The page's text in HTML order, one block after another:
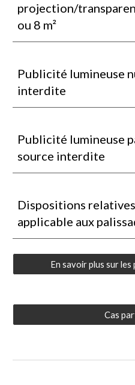
projection/
ou 8 m²
Publicité lumineuse
interdite
Publicité lumineuse
source interdite
Dispositions
applicable aux
En savoir plus sur
Cas